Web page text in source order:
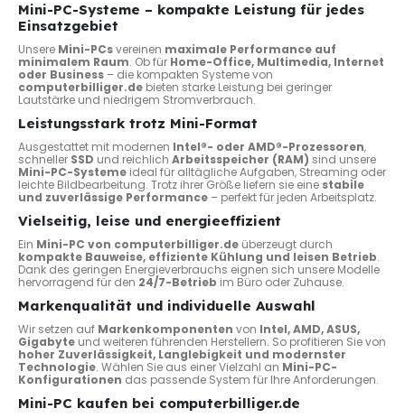
Mini-PC-Systeme – kompakte Leistung für jedes
Einsatzgebiet
Unsere Mini-PCsvereinen maximale Performance auf
minimalem Raum. Ob für Home-Office, Multimedia, Internet
oder Business – die kompakten Systeme von
computerbilliger.de bieten starke Leistung bei geringer
Lautstärke und niedrigem Stromverbrauch.
Leistungsstark trotz Mini-Format
Ausgestattet mit modernen Intel®- oder AMD®-Prozessoren,
schneller SSD und reichlich Arbeitsspeicher (RAM) sind unsere
Mini-PC-Systeme ideal für alltägliche Aufgaben, Streaming oder
leichte Bildbearbeitung. Trotz ihrer Größe liefern sie eine stabile
und zuverlässige Performance – perfekt für jeden Arbeitsplatz.
Vielseitig, leise und energieeffizient
Ein Mini-PC von computerbilliger.de überzeugt durch
kompakte Bauweise, effiziente Kühlung und leisen Betrieb.
Dank des geringen Energieverbrauchs eignen sich unsere Modelle
hervorragend für den 24/7-Betrieb im Büro oder Zuhause.
Markenqualität und individuelle Auswahl
Wir setzen auf Markenkomponenten von Intel, AMD, ASUS,
Gigabyte und weiteren führenden Herstellern. So profitieren Sie von
hoher Zuverlässigkeit, Langlebigkeit und modernster
Technologie. Wählen Sie aus einer Vielzahl an Mini-PC-
Konfigurationen das passende System für Ihre Anforderungen.
Mini-PC kaufen bei computerbilliger.de